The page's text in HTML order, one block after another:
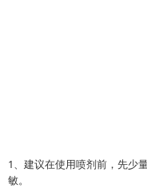
1、建议在使用喷剂前，先少
敏。